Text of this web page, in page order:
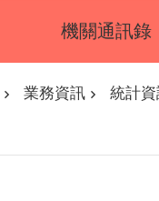
機關通訊錄
業務資訊 統計